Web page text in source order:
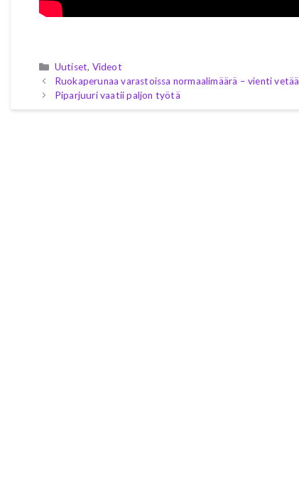
Kategoriat
Uutiset, Videot
Ruokaperunaa varastoissa normaalimäärä – vienti vetää
Piparjuuri vaatii paljon työtä